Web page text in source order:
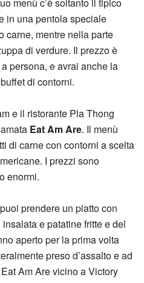
menù c’è soltanto il tipico
in una pentola speciale
carne, mentre nella parte
di verdure. Il prezzo è
persona, e avrai anche la
di contorni.
e il ristorante Pla Thong
Eat Am Are. Il menù
di carne con contorni a scelta
I prezzi sono
enormi.
prendere un piatto con
e patatine fritte e del
aperto per la prima volta
preso d’assalto e ad
Am Are vicino a Victory